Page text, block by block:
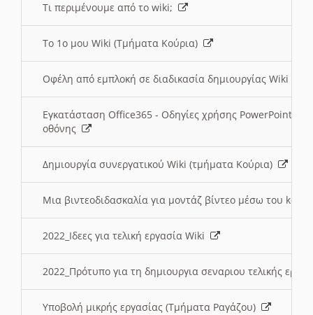
Τι περιμένουμε από το wiki;
Το 1ο μου Wiki (Τμήματα Κούρια)
Οφέλη από εμπλοκή σε διαδικασία δημιουργίας Wiki
Εγκατάσταση Office365 - Οδηγίες χρήσης PowerPoint
οθόνης
Δημιουργία συνεργατικού Wiki (τμήματα Κούρια)
Μια βιντεοδιδασκαλία για μοντάζ βίντεο μέσω του
2022_Ιδεες για τελική εργασία Wiki
2022_Πρότυπο για τη δημιουργια σεναριου τελικής
Υποβολή μικρής εργασίας (Τμήματα Ραγάζου)